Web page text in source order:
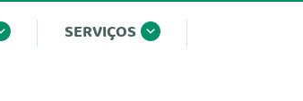
SERVIÇOS